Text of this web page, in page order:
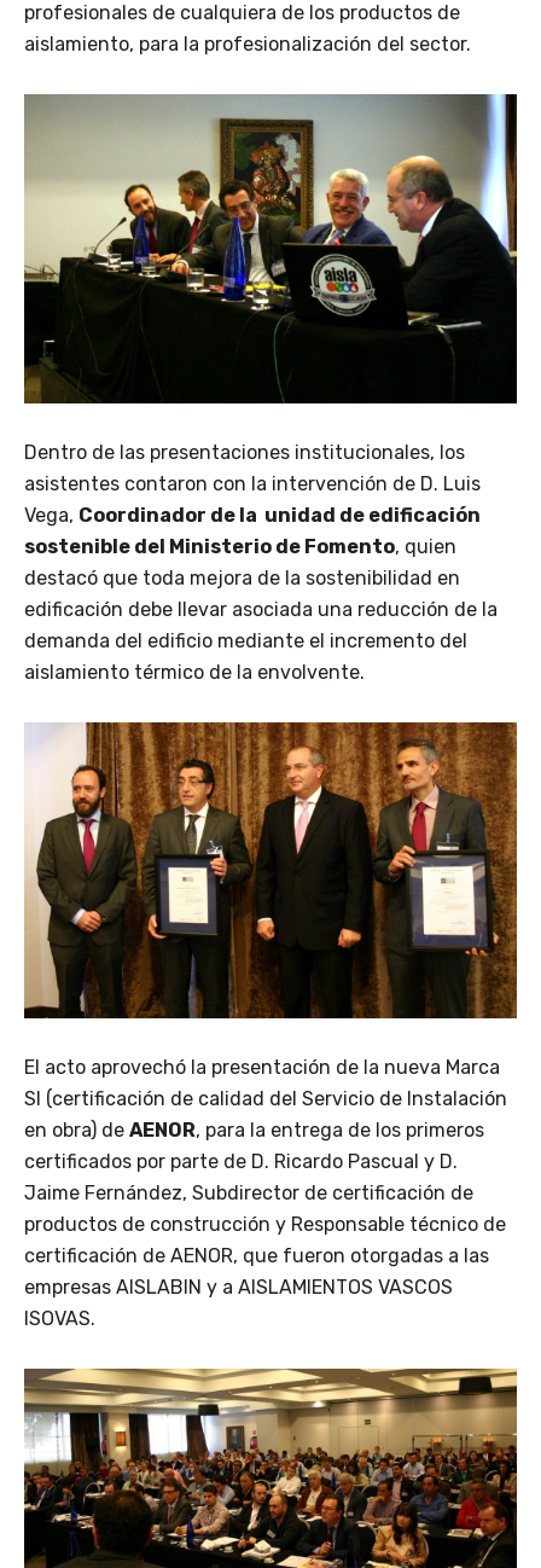
profesionales de cualquiera de los productos de
aislamiento, para la profesionalización del sector.
Dentro de las presentaciones institucionales, los
asistentes contaron con la intervención de D. Luis
Vega, Coordinador de la unidad de edificación
sostenible del Ministerio de Fomento, quien
destacó que toda mejora de la sostenibilidad en
edificación debe llevar asociada una reducción de la
demanda del edificio mediante el incremento del
aislamiento térmico de la envolvente.
El acto aprovechó la presentación de la nueva Marca
SI (certificación de calidad del Servicio de Instalación
en obra) de AENOR, para la entrega de los primeros
certificados por parte de D. Ricardo Pascual y D.
Jaime Fernández, Subdirector de certificación de
productos de construcción y Responsable técnico de
certificación de AENOR, que fueron otorgadas a las
empresas AISLABIN y a AISLAMIENTOS VASCOS
ISOVAS.